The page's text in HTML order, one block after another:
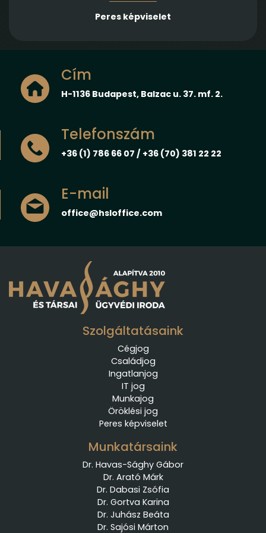
Peres képviselet
Cím
H-1136 Budapest, Balzac u. 37. mf. 2.
Telefonszám
+36 (1) 786 66 07 / +36 (70) 381 22 22
E-mail
office@hsloffice.com
Szolgáltatásaink
Cégjog
Családjog
Ingatlanjog
IT jog
Munkajog
Öröklési jog
Peres képviselet
Munkatársaink
Dr. Havas-Sághy Gábor
Dr. Arató Márk
Dr. Dabasi Zsófia
Dr. Gortva Karina
Dr. Juhász Beáta
Dr. Sajósi Márton